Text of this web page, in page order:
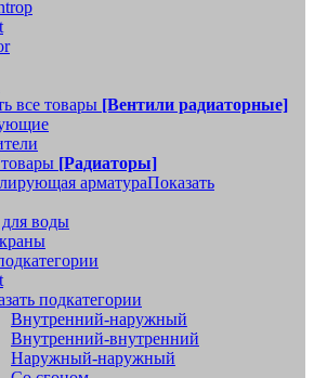
все товары [Вентили радиаторные]
[Радиаторы]
арматураПоказать
воды
подкатегории
Внутренний-наружный
Внутренний-внутренний
Наружный-наружный